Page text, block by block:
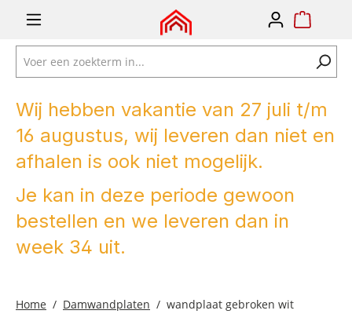
Ga naar de hoofdnavigatie
Wij hebben vakantie van 27 juli t/m
16 augustus, wij leveren dan niet en
afhalen is ook niet mogelijk.
Je kan in deze periode gewoon
bestellen en we leveren dan in
week 34 uit.
Home Damwandplaten wandplaat gebroken wit